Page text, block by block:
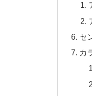
セ
カ